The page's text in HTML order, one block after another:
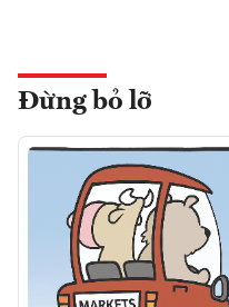
Đừng bỏ lỡ